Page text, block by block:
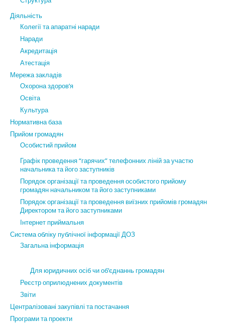
Діяльність
Колегії та апаратні наради
Наради
Акредитація
Атестація
Мережа закладів
Охорона здоров’я
Освіта
Культура
Нормативна база
Прийом громадян
Особистий прийом
Графік проведення “гарячих” телефонних ліній за участю
начальника та його заступників
Порядок організації та проведення особистого прийому
громадян начальником та його заступниками
Порядок організації та проведення виїзних прийомів громадян
Директором та його заступниками
Інтернет приймальня
Система обліку публічної інформації ДОЗ
Загальна інформація
Для юридичних осіб чи об’єднаннь громадян
Реєстр оприлюднених документів
Звіти
Централізовані закупівлі та постачання
Програми та проекти